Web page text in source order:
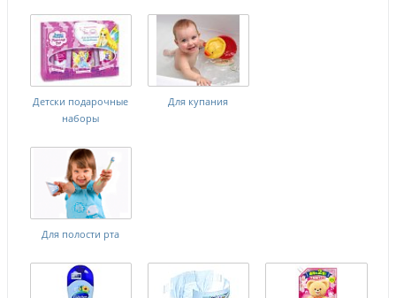
Детски подарочные
наборы
Для купания
Для полости рта